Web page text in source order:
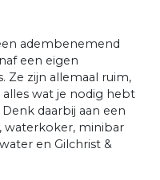
adembenemend
een eigen
Ze zijn allemaal ruim,
wat je nodig hebt
daarbij aan een
waterkoker, minibar
en Gilchrist &